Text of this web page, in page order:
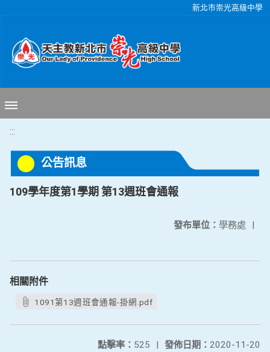
新北市崇光高級中學
:::
公告訊息
109學年度第1學期 第13週班會通報
發布單位： 學務處 |
相關附件
1091第13週班會通報-掛網.pdf
發佈日期： 2020-11-20
點擊率： 525 |